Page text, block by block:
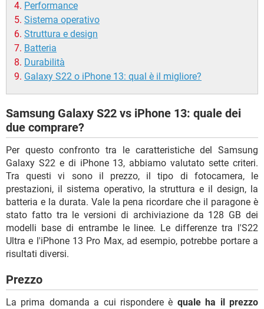
Performance
Sistema operativo
Struttura e design
Batteria
Durabilità
Galaxy S22 o iPhone 13: qual è il migliore?
Samsung Galaxy S22 vs iPhone 13: quale dei
due comprare?
Per questo confronto tra le caratteristiche del Samsung
Galaxy S22 e di iPhone 13, abbiamo valutato sette criteri.
Tra questi vi sono il prezzo, il tipo di fotocamera, le
prestazioni, il sistema operativo, la struttura e il design, la
batteria e la durata. Vale la pena ricordare che il paragone è
stato fatto tra le versioni di archiviazione da 128 GB dei
modelli base di entrambe le linee. Le differenze tra l'S22
Ultra e l'iPhone 13 Pro Max, ad esempio, potrebbe portare a
risultati diversi.
Prezzo
La prima domanda a cui rispondere è quale ha il prezzo